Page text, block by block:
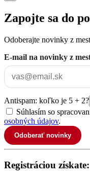
Zapojte sa do
Odoberajte novinky z
E-mail na novinky z
Antispam: koľko je 5 + 2?
Súhlasím so
osobných údajov.
Odoberať novinky
Registráciou získate: